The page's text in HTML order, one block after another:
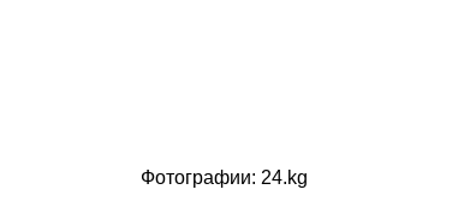
Фотографии: 24.kg